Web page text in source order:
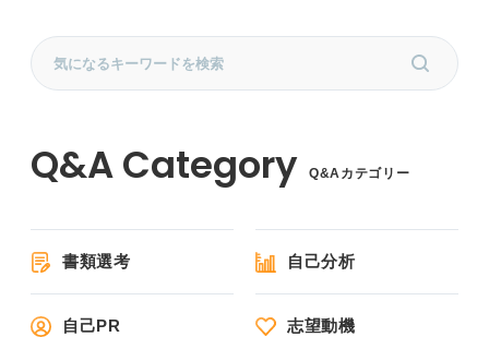
Q&Aカテゴリー
書類選考 自己分析
自己PR 志望動機